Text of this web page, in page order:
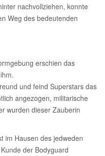
nachvollziehen, konnte
Weg des bedeutenden
erschien das
und feind Superstars das
angezogen, militarische
wurden dieser Zauberin
im Hausen des jedweden
der Bodyguard